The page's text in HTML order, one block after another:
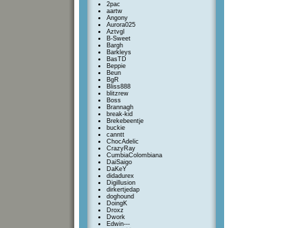
2pac
aartw
Angony
Aurora025
Aztvgl
B-Sweet
Bargh
Barkleys
BasTD
Beppie
Beun
BgR
Bliss888
blitzrew
Boss
Brannagh
break-kid
Brekebeentje
buckie
canntt
ChocAdelic
CrazyRay
CumbiaColombiana
DaiSaigo
DaKeY
didadurex
Digillusion
dirkertjedap
doghound
DoingK
Droxz
Dwork
Edwin---